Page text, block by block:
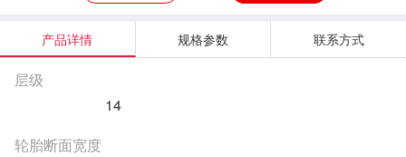
产品详情 规格参数 联系方式
层级
14
轮胎断面宽度